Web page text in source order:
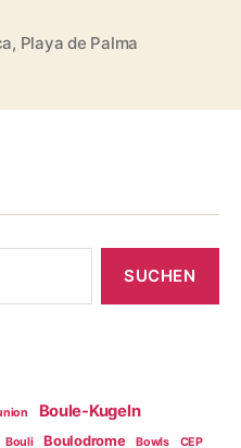
, Playa de Palma
Boule-Kugeln
Bouli Boulodrome Bowls CEP